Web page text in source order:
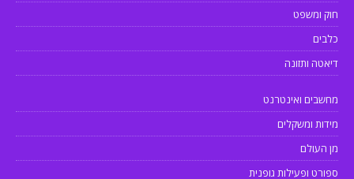
חוק ומשפט
כלבים
דיאטה ותזונה
מחשבים ואינטרנט
מידות ומשקלים
מן העולם
ספורט ופעילות גופנית